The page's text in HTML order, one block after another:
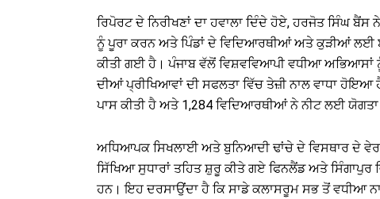
ਰਿਪੋਰਟ ਦੇ ਨਿਰੀਖਣਾਂ ਦਾ ਹਵਾਲਾ ਦਿੰਦੇ ਹੋਏ, ਹਰਜੋਤ ਸਿੰਘ ਬੈਂਸ
ਨੂੰ ਪੂਰਾ ਕਰਨ ਅਤੇ ਪਿੰਡਾਂ ਦੇ ਵਿਦਿਆਰਥੀਆਂ ਅਤੇ ਕੁੜੀਆਂ ਲਈ
ਕੀਤੀ ਗਈ ਹੈ। ਪੰਜਾਬ ਵੱਲੋਂ ਵਿਸ਼ਵਵਿਆਪੀ ਵਧੀਆ ਅਭਿਆਸਾਂ
ਦੀਆਂ ਪ੍ਰੀਖਿਆਵਾਂ ਦੀ ਸਫਲਤਾ ਵਿੱਚ ਤੇਜ਼ੀ ਨਾਲ ਵਾਧਾ
ਪਾਸ ਕੀਤੀ ਹੈ ਅਤੇ 1,284 ਵਿਦਿਆਰਥੀਆਂ ਨੇ ਨੀਟ ਲਈ ਯੋਗਤਾ
ਅਧਿਆਪਕ ਸਿਖਲਾਈ ਅਤੇ ਬੁਨਿਆਦੀ ਢਾਂਚੇ ਦੇ ਵਿਸਥਾਰ ਦੇ
ਸਿੱਖਿਆ ਸੁਧਾਰਾਂ ਤਹਿਤ ਸ਼ੁਰੂ ਕੀਤੇ ਗਏ ਫਿਨਲੈਂਡ ਅਤੇ ਸਿੰਗਾਪੁਰ
ਹਨ। ਇਹ ਦਰਸਾਉਂਦਾ ਹੈ ਕਿ ਸਾਡੇ ਕਲਾਸਰੂਮ ਸਭ ਤੋਂ ਵਧੀਆ